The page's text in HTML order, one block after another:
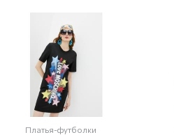
Платья-футболки